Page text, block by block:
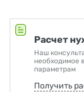
Расчет
Наш
необходимое
параметрам
Получить